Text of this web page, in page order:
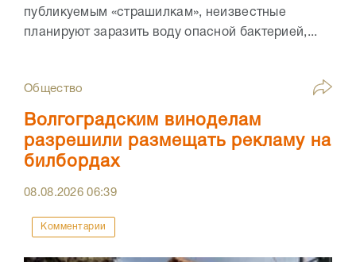
публикуемым «страшилкам», неизвестные
планируют заразить воду опасной бактерией,...
Общество
Волгоградским виноделам
разрешили размещать рекламу на
билбордах
08.08.202606:39
Комментарии